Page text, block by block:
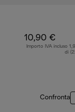
10,90 €
Importo IVA incluso
di
Confronta